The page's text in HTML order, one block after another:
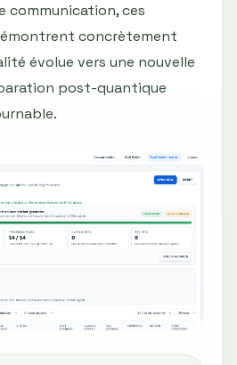
communication, ces
concrètement
évolue vers une nouvelle
post-quantique